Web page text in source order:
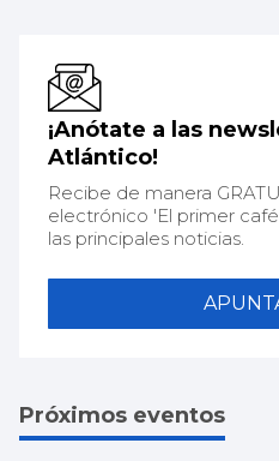
¡Anótate a las
Atlántico!
Recibe de manera
electrónico 'El primer
las principales noticias.
Próximos eventos